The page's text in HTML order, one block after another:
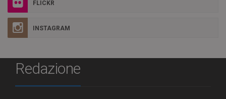
FLICKR
INSTAGRAM
Redazione